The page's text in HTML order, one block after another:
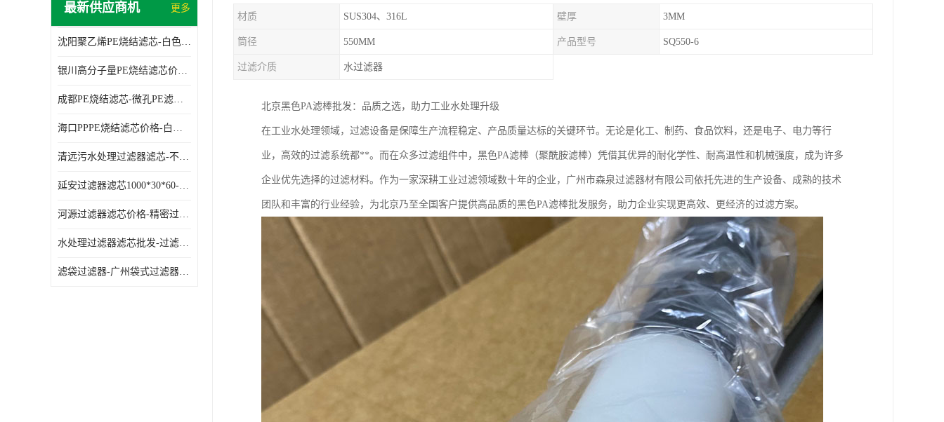
最新供应商机 更多
沈阳聚乙烯PE烧结滤芯-白色PE滤芯-使用寿命长
银川高分子量PE烧结滤芯价格-过滤器PE滤芯-高流通能力
成都PE烧结滤芯-微孔PE滤芯-拆洗方便
海口PPPE烧结滤芯价格-白色PE滤芯-各种规格定制
清远污水处理过滤器滤芯-不锈钢过滤器-欢迎来电咨询
延安过滤器滤芯1000*30*60-水过滤筒-型号齐全
河源过滤器滤芯价格-精密过滤器-大流量滤芯
水处理过滤器滤芯批发-过滤器水过滤-节能环保
滤袋过滤器-广州袋式过滤器厂家-经久耐用
材质 SUS304、316L 壁厚 3MM
筒径 550MM 产品型号 SQ550-6
过滤介质 水过滤器
北京黑色PA滤棒批发：品质之选，助力工业水处理升级
在工业水处理领域，过滤设备是保障生产流程稳定、产品质量达标的关键环节。无论是化工、制药、食品饮料，还是电子、电力等行
业，高效的过滤系统都**。而在众多过滤组件中，黑色PA滤棒（聚酰胺滤棒）凭借其优异的耐化学性、耐高温性和机械强度，成为许多
企业优先选择的过滤材料。作为一家深耕工业过滤领域数十年的企业，广州市森泉过滤器材有限公司依托先进的生产设备、成熟的技术
团队和丰富的行业经验，为北京乃至全国客户提供高品质的黑色PA滤棒批发服务，助力企业实现更高效、更经济的过滤方案。